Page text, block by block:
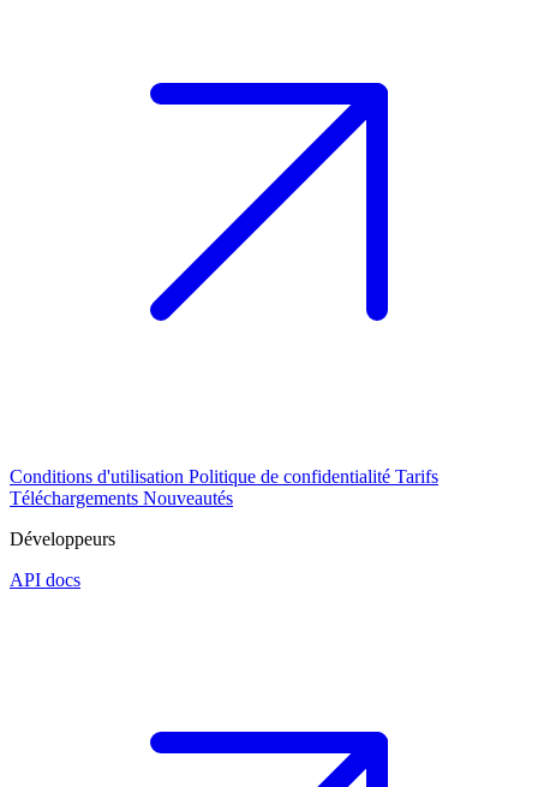
Conditions d'utilisation Politique de confidentialité Tarifs
Téléchargements Nouveautés
Développeurs
API docs